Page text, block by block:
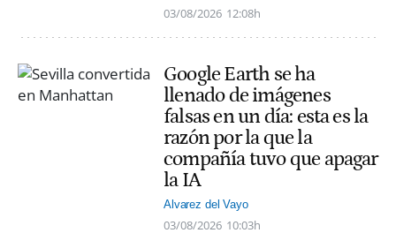
03/08/2026 12:08h
Google Earth se ha
llenado de imágenes
falsas en un día: esta es la
razón por la que la
compañía tuvo que apagar
la IA
Alvarez del Vayo
03/08/2026 10:03h